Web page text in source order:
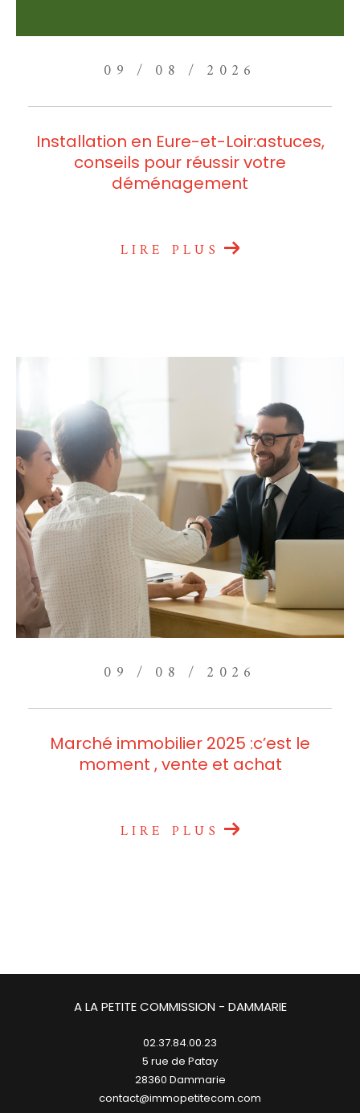
09 / 08 / 2026
Installation en Eure-et-Loir:astuces,
conseils pour réussir votre
déménagement
LIRE PLUS
09 / 08 / 2026
Marché immobilier 2025 :c’est le
moment , vente et achat
LIRE PLUS
A LA PETITE COMMISSION - DAMMARIE
02.37.84.00.23
5 rue de Patay
28360
dammarie
contact@immopetitecom.com